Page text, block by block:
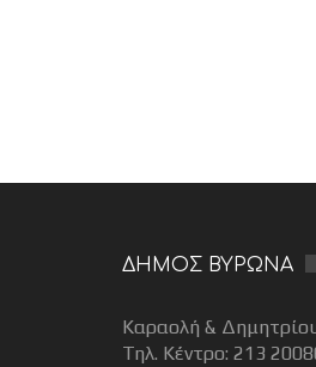
ΔΗΜΟΣ ΒΥΡΩΝΑ
Καραολή &
Τηλ. Κέντρο: 213